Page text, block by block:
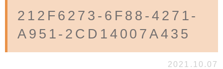
212F6273-6F88-4271-
A951-2CD14007A435
2021.10.07